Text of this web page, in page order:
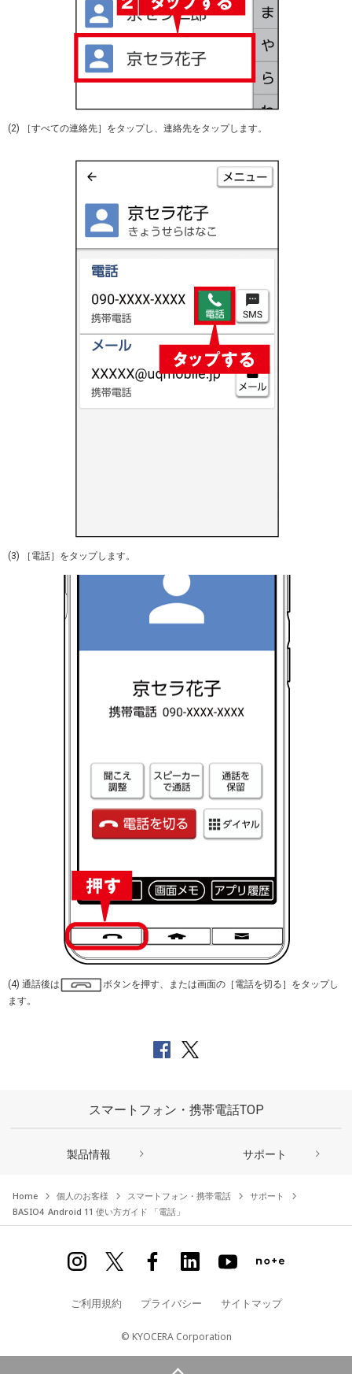
(2) ［すべての連絡先］をタップし、連絡先をタップします。
(3) ［電話］をタップします。
(4) 通話後は
ボタンを押す、または画面の［電話を切る］をタップし
ます。
スマートフォン・携帯電話TOP
製品情報 サポート
Home 個人のお客様 スマートフォン・携帯電話
サポート
BASIO4 Android 11 使い方ガイド 「電話」
ご利用規約 プライバシー サイトマップ
© KYOCERA Corporation